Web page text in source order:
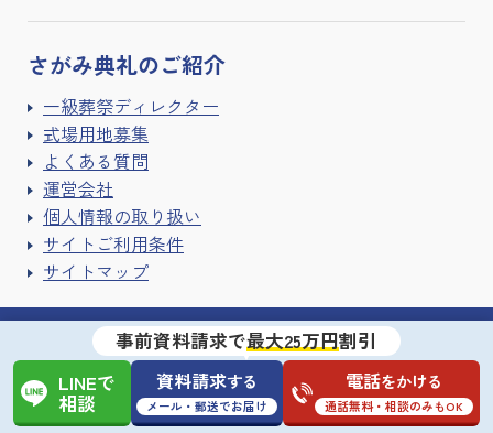
さがみ典礼のご紹介
一級葬祭ディレクター
式場用地募集
よくある質問
運営会社
個人情報の取り扱い
サイトご利用条件
サイトマップ
事前資料請求で最大25万円割引
LINEで
相談
資料請求する
メール・郵送でお届け
電話をかける
通話無料・相談のみもOK